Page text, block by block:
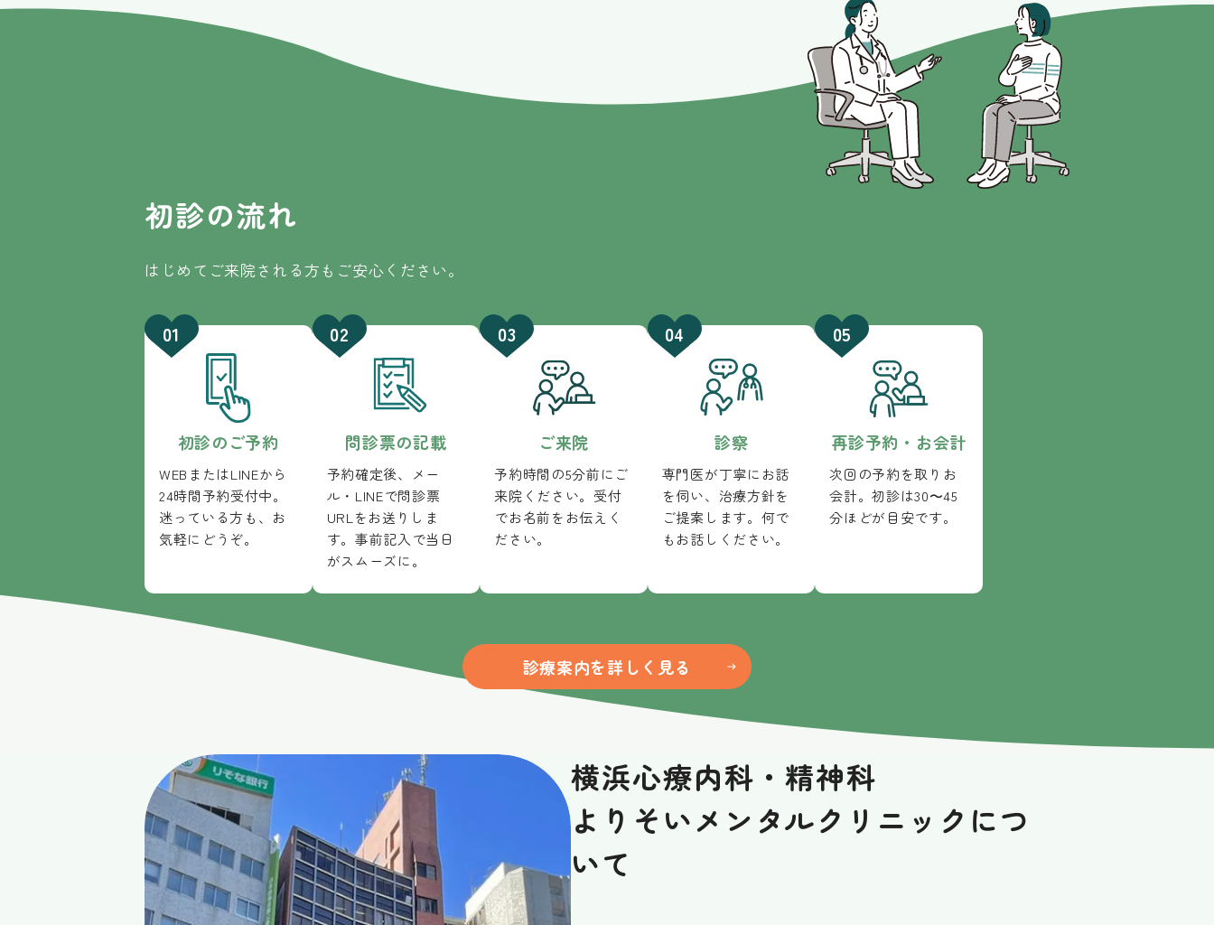
初診の流れ
はじめてご来院される方もご安心ください。
初診のご予約
WEBまたはLINEから
24時間予約受付中。
迷っている方も、お
気軽にどうぞ。
問診票の記載
予約確定後、メー
ル・LINEで問診票
URLをお送りしま
す。事前記入で当日
がスムーズに。
ご来院
予約時間の5分前にご
来院ください。受付
でお名前をお伝えく
ださい。
診察
専門医が丁寧にお話
を伺い、治療方針を
ご提案します。何で
もお話しください。
再診予約・お会計
次回の予約を取りお
会計。初診は30〜45
分ほどが目安です。
診療案内を詳しく見る
横浜心療内科・精神科
よりそいメンタルクリニックにつ
いて